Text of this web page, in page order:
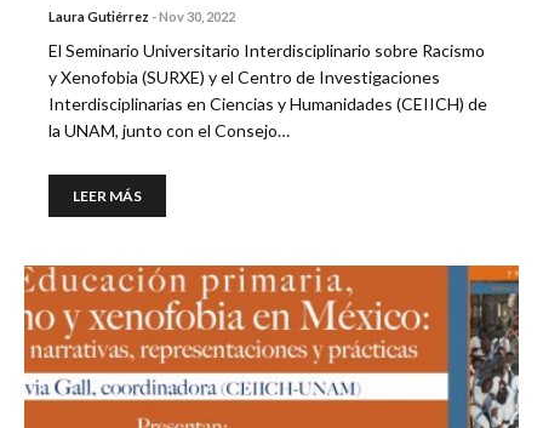
Laura Gutiérrez -Nov 30, 2022
El Seminario Universitario Interdisciplinario sobre Racismo
y Xenofobia (SURXE) y el Centro de Investigaciones
Interdisciplinarias en Ciencias y Humanidades (CEIICH) de
la UNAM, junto con el Consejo…
LEER MÁS